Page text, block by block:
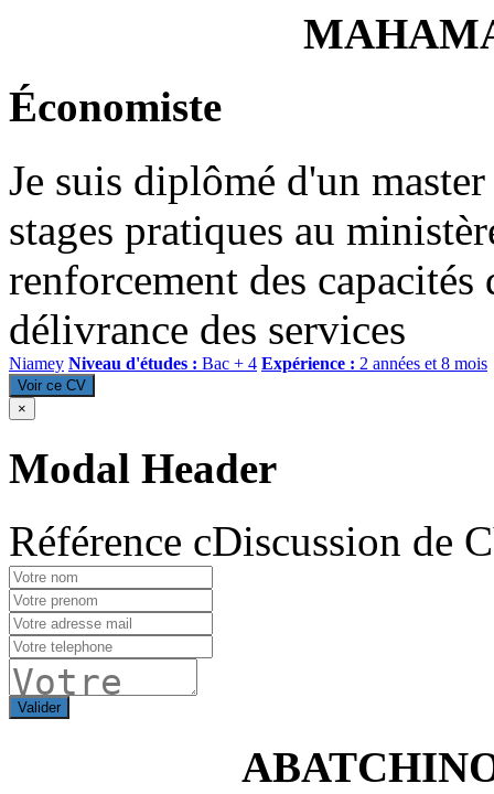
Économiste
Je suis diplômé d'un
stages pratiques au
renforcement des
délivrance des services
Niamey Niveau d'études : Bac + 4 Expérience : 2 années et 8 mois
Voir ce CV
×
Modal Header
Référence cDiscussion de
Valider